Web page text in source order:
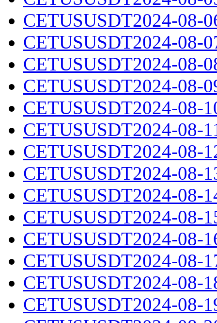
CETUSUSDT2024-08-
CETUSUSDT2024-08-
CETUSUSDT2024-08-
CETUSUSDT2024-08-
CETUSUSDT2024-08-
CETUSUSDT2024-08-
CETUSUSDT2024-08-
CETUSUSDT2024-08-
CETUSUSDT2024-08-
CETUSUSDT2024-08-
CETUSUSDT2024-08-
CETUSUSDT2024-08-
CETUSUSDT2024-08-
CETUSUSDT2024-08-